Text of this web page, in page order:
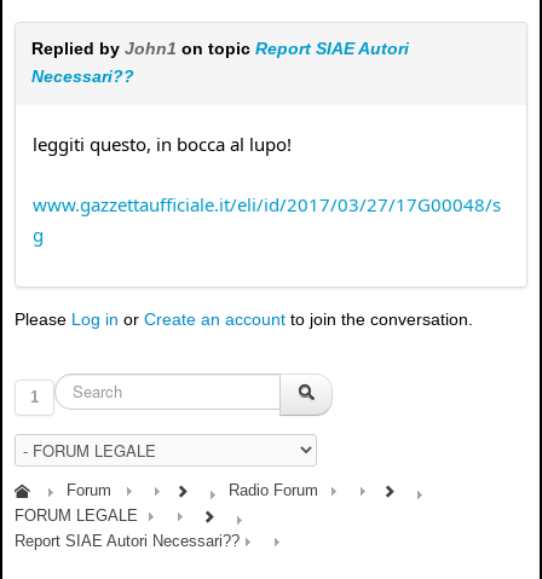
Replied by John1 on topic Report SIAE Autori
Necessari??
leggiti questo, in bocca al lupo!
www.gazzettaufficiale.it/eli/id/2017/03/27/17G00048/s
g
Please Log in or Create an account to join the conversation.
1
Forum
Radio Forum
FORUM LEGALE
Report SIAE Autori Necessari??